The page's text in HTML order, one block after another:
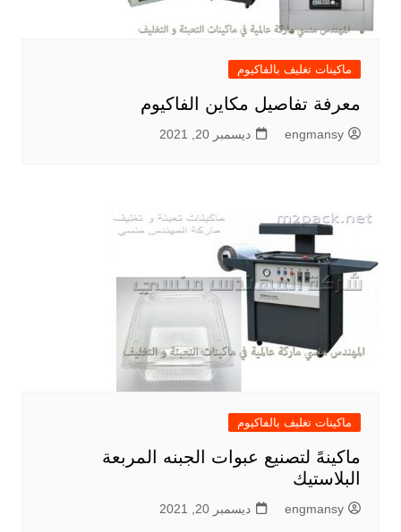
ماكينات تغليف بالفاكيوم
معرفة تفاصيل مكاين الفاكيوم
engmansy ديسمبر 20, 2021
ماكينات تغليف بالفاكيوم
ماكينهً لتصنيع عبوات الجبنه المربعة
البلاستيك
engmansy ديسمبر 20, 2021